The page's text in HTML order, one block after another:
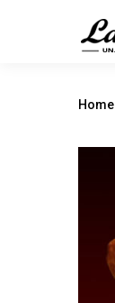
Home